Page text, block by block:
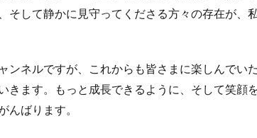
そして静かに見守ってくださる方々の存在が、
ンネルですが、これからも皆さまに楽しんでい
きます。もっと成長できるように、そして笑顔
んばります。